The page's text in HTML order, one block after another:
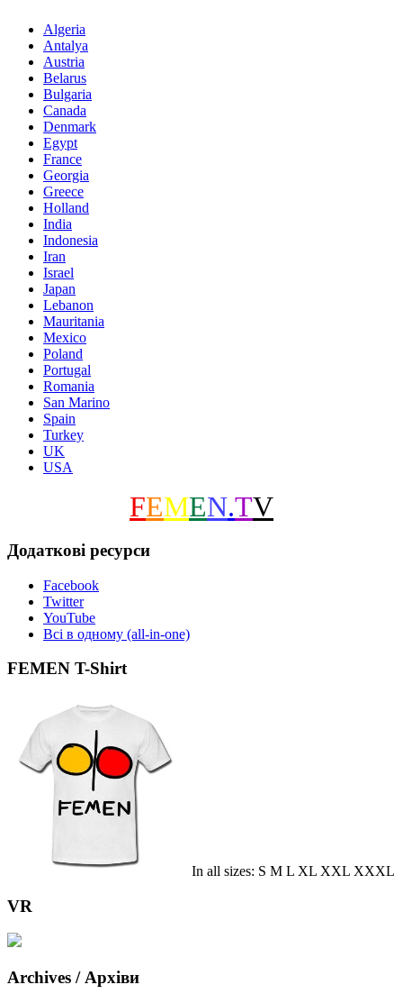
Algeria
Antalya
Austria
Belarus
Bulgaria
Canada
Denmark
Egypt
France
Georgia
Greece
Holland
India
Indonesia
Iran
Israel
Japan
Lebanon
Mauritania
Mexico
Poland
Portugal
Romania
San Marino
Spain
Turkey
UK
USA
FEMEN.TV
Додаткові ресурси
Facebook
Twitter
YouTube
Всі в одному (all-in-one)
FEMEN T-Shirt
In all sizes: S M L XL XXL XXXL
VR
Archives / Архіви